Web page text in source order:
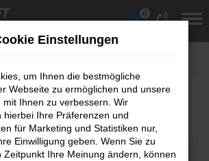
0
Showroom
Einstellungen
um Ihnen die bestmögliche
Webseite zu ermöglichen und unsere
mit Ihnen zu verbessern. Wir
hierbei Ihre Präferenzen und
für Marketing und Statistiken nur,
Einwilligung geben. Wenn Sie zu
Zeitpunkt Ihre Meinung ändern, können